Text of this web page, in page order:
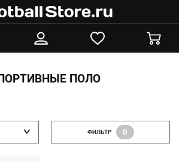
ПОЛО
ФИЛЬТР 0